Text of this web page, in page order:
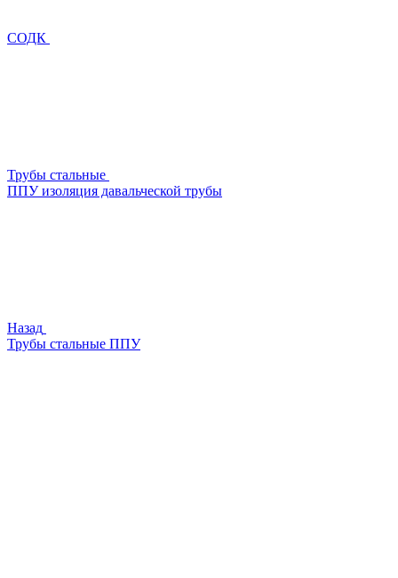
СОДК
Трубы стальные
ППУ изоляция давальческой трубы
Назад
Трубы стальные ППУ